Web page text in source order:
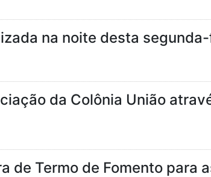
na noite desta
da Colônia União
de Termo de Fomento para